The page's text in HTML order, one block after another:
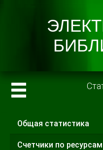
Главные
Общая статистика
Счетчики по ресурсам